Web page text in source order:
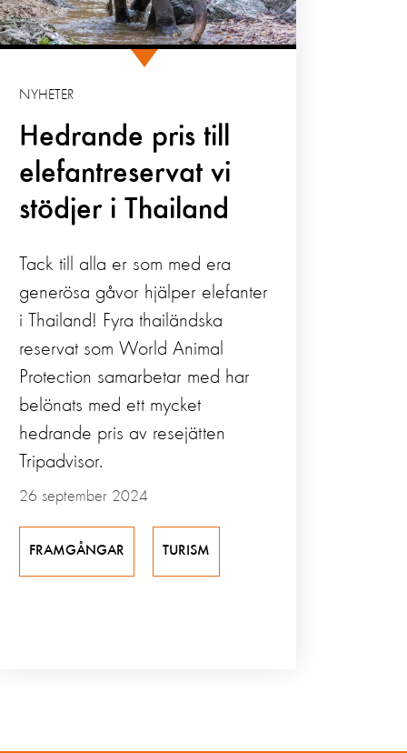
Hedrande pris till
elefantreservat vi
stödjer i Thailand
NYHETER
Tack till alla er som med era
generösa gåvor hjälper elefanter
i Thailand! Fyra thailändska
reservat som World Animal
Protection samarbetar med har
belönats med ett mycket
hedrande pris av resejätten
Tripadvisor.
26 september 2024
FRAMGÅNGAR TURISM